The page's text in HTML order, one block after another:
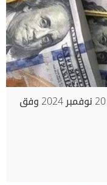
سعر الدولار أمام الجنيه المصري اليوم 20 نوفمبر 2024 وفق